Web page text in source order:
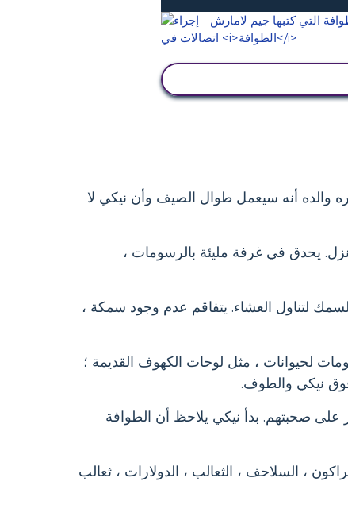
والده أنه سيعمل طوال الصيف وأن نيكي لا
يحدق في غرفة مليئة بالرسومات ،
لتناول العشاء. يتفاقم عدم وجود سمكة ،
لحيوانات ، مثل لوحات الكهوف القديمة ؛
نيكي والطوف.
على صحبتهم. بدأ نيكي يلاحظ أن الطوافة
، السلاحف ، الثعالب ، الدولارات ، ثعالب